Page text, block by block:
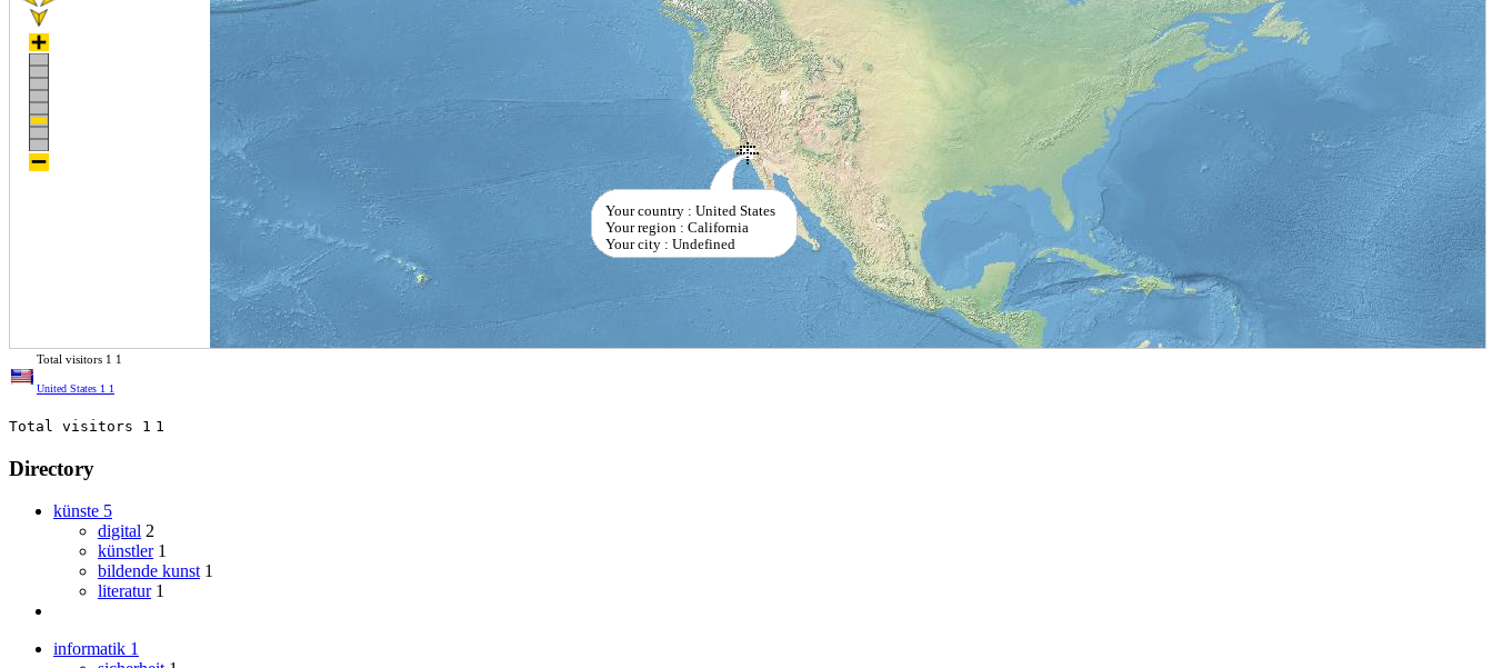
Your country : United States
Your region : California
Your city : Undefined
Total visitors 1 1
United States 1 1
Total visitors 1 1
Directory
künste 5
digital 2
künstler 1
bildende kunst 1
literatur 1
informatik 1